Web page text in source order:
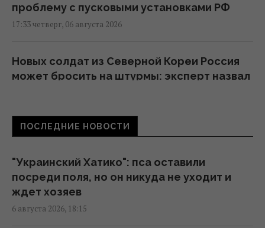
проблему с пусковыми установками РФ
17:33 четверг, 06 августа 2026
Новых солдат из Северной Кореи Россия
может бросить на штурмы: эксперт назвал
кого теперь считают "уклонистами"
16:57 четверг, 06 августа 2026
В Фонде госимущества прогнозируют
ПОСЛЕДНИЕ НОВОСТИ
"Украинский Хатико": пса оставили
посреди поля, но он никуда не уходит и
ждет хозяев
6 августа 2026, 18:15